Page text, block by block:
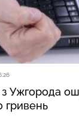
Ужгорода
гривень